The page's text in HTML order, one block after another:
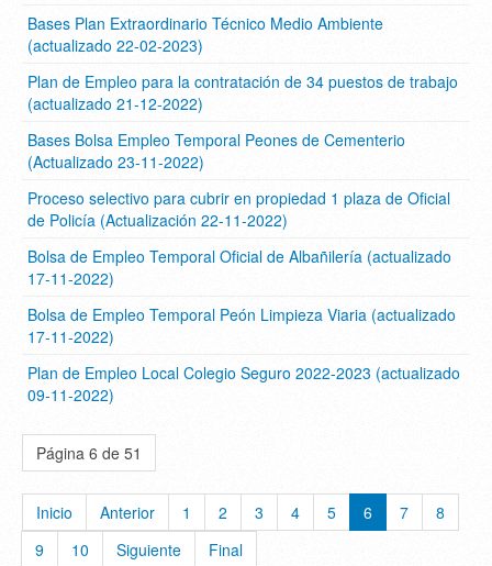
Bases Plan Extraordinario Técnico Medio Ambiente
(actualizado 22-02-2023)
Plan de Empleo para la contratación de 34 puestos de trabajo
(actualizado 21-12-2022)
Bases Bolsa Empleo Temporal Peones de Cementerio
(Actualizado 23-11-2022)
Proceso selectivo para cubrir en propiedad 1 plaza de Oficial
de Policía (Actualización 22-11-2022)
Bolsa de Empleo Temporal Oficial de Albañilería (actualizado
17-11-2022)
Bolsa de Empleo Temporal Peón Limpieza Viaria (actualizado
17-11-2022)
Plan de Empleo Local Colegio Seguro 2022-2023 (actualizado
09-11-2022)
Página 6 de 51
Inicio Anterior 1 2 3 4 5 6 7
8
9
10 Siguiente Final